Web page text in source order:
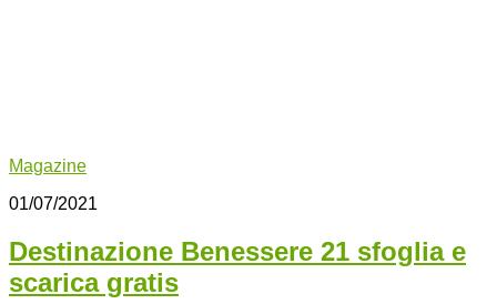
Magazine
01/07/2021
Destinazione Benessere 21 sfoglia e
scarica gratis